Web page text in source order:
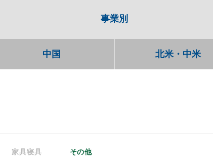
事業別
中国 北米・中米
家具寝具 その他